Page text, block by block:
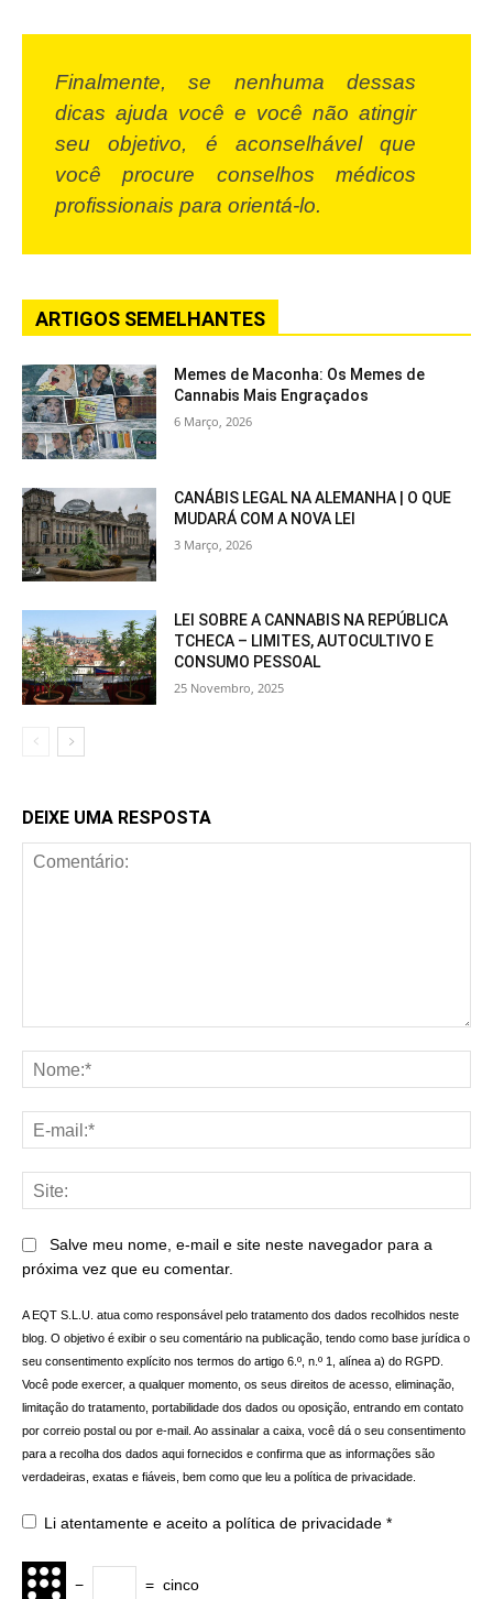
Finalmente, se nenhuma dessas
dicas ajuda você e você não atingir
seu objetivo, é aconselhável que
você procure conselhos médicos
profissionais para orientá-lo.
ARTIGOS SEMELHANTES
Memes de Maconha: Os Memes de
Cannabis Mais Engraçados
6 Março, 2026
CANÁBIS LEGAL NA ALEMANHA | O QUE
MUDARÁ COM A NOVA LEI
3 Março, 2026
LEI SOBRE A CANNABIS NA REPÚBLICA
TCHECA – LIMITES, AUTOCULTIVO E
CONSUMO PESSOAL
25 Novembro, 2025
DEIXE UMA RESPOSTA
Salve meu nome, e-mail e site neste navegador para a
próxima vez que eu comentar.
A EQT S.L.U. atua como responsável pelo tratamento dos dados recolhidos neste
blog. O objetivo é exibir o seu comentário na publicação, tendo como base jurídica o
seu consentimento explícito nos termos do artigo 6.º, n.º 1, alínea a) do RGPD.
Você pode exercer, a qualquer momento, os seus direitos de acesso, eliminação,
limitação do tratamento, portabilidade dos dados ou oposição, entrando em contato
por correio postal ou por e-mail. Ao assinalar a caixa, você dá o seu consentimento
para a recolha dos dados aqui fornecidos e confirma que as informações são
verdadeiras, exatas e fiáveis, bem como que leu a política de privacidade.
Li atentamente e aceito a política de privacidade *
− = cinco